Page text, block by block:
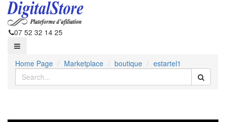
07 52 32 14 25
Home Page Marketplace boutique estartel1